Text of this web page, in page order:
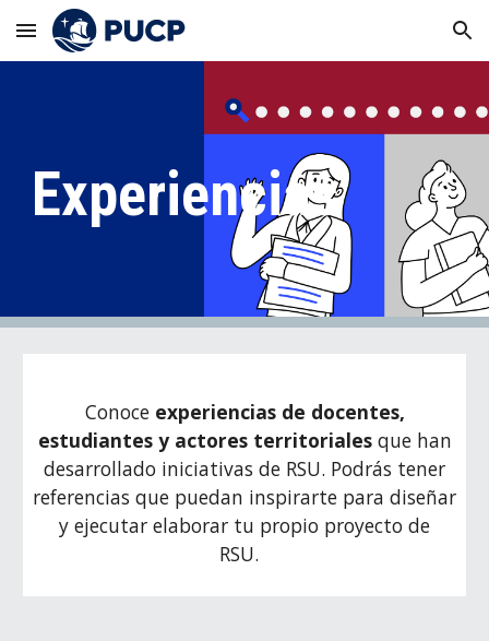
Skip to main content Skip to navigation
Experiencias
Conoce experiencias de docentes,
estudiantes y actores territorialesque han
desarrollado iniciativas de RSU. Podrás tener
referencias que puedan inspirarte para diseñar
y ejecutar elaborar tu propio proyecto de
RSU.